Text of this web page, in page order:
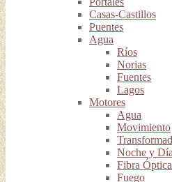
Casas-Castillos
Puentes
Agua
Ríos
Norias
Fuentes
Lagos
Motores
Agua
Movimiento
Noche y Día
Fibra Óptica
Fuego